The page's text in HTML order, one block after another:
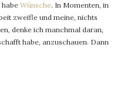
habe Wünsche. In Momenten, in
zweifle und meine, nichts
denke ich manchmal daran,
habe, anzuschauen. Dann